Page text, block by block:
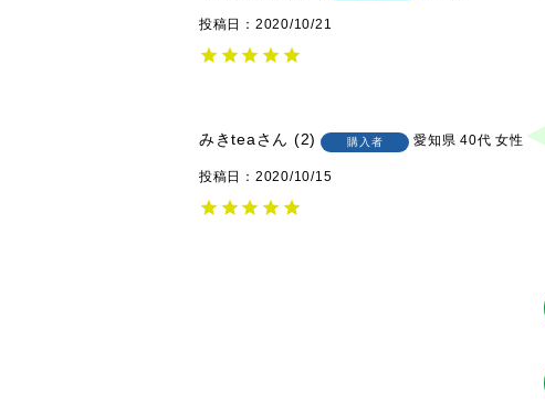
投稿日 2020/10/21
みきtea 2 購入者 愛知県 40代 女性
投稿日 2020/10/15